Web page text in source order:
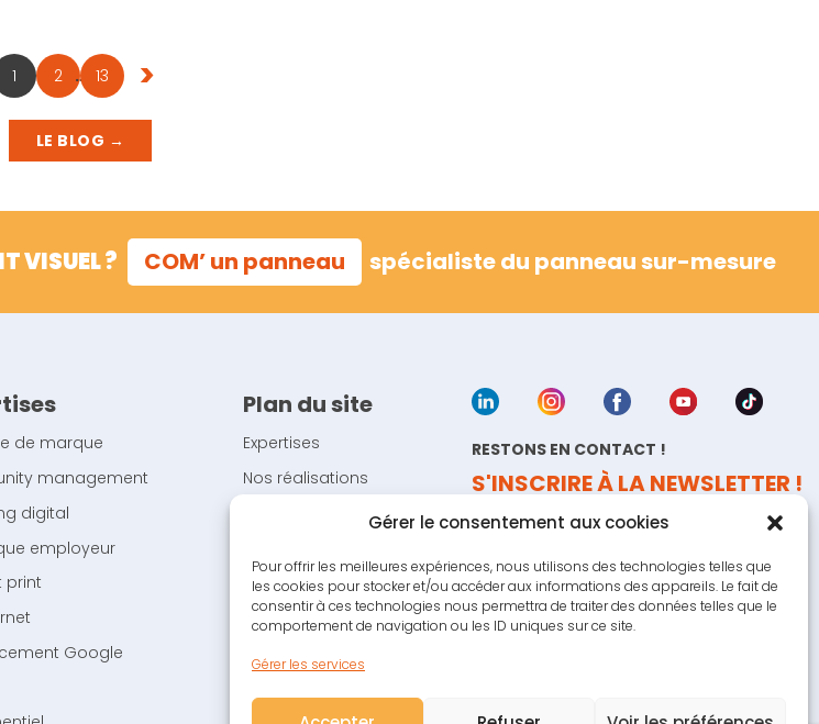
Gérer le consentement aux cookies
Pour offrir les meilleures expériences, nous utilisons des technologies telles que
les cookies pour stocker et/ou accéder aux informations des appareils. Le fait de
consentir à ces technologies nous permettra de traiter des données telles que le
comportement de navigation ou les ID uniques sur ce site.
Gérer les services
1 2 … 13 >
LE BLOG →
VISUEL ? COM’ un panneau spécialiste du panneau sur-mesure
de marque
management
digital
employeur
print
Google
Plan du site
Expertises
Nos réalisations
Contact
Mentions légales
RESTONS EN CONTACT !
S'INSCRIRE À LA NEWSLETTER !
COM’ un panneau , création de panneaux
d'affichage sur-mesure